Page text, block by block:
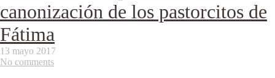
canonización de los pastorcitos de
Fátima
13 mayo 2017
No comments